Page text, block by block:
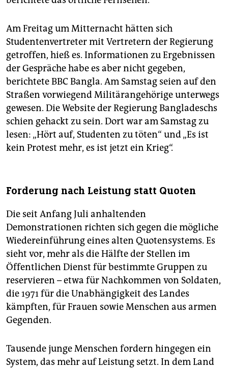
Am Freitag um Mitternacht hätten sich
Studentenvertreter mit Vertretern der Regierung
getroffen, hieß es. Informationen zu Ergebnissen
der Gespräche habe es aber nicht gegeben,
berichtete BBC Bangla. Am Samstag seien auf den
Straßen vorwiegend Militärangehörige unterwegs
gewesen. Die Website der Regierung Bangladeschs
schien gehackt zu sein. Dort war am Samstag zu
lesen: „Hört auf, Studenten zu töten“ und „Es ist
kein Protest mehr, es ist jetzt ein Krieg“.
Forderung nach Leistung statt Quoten
Die seit Anfang Juli anhaltenden
Demonstrationen richten sich gegen die mögliche
Wiedereinführung eines alten Quotensystems. Es
sieht vor, mehr als die Hälfte der Stellen im
Öffentlichen Dienst für bestimmte Gruppen zu
reservieren – etwa für Nachkommen von Soldaten,
die 1971 für die Unabhängigkeit des Landes
kämpften, für Frauen sowie Menschen aus armen
Gegenden.
Tausende junge Menschen fordern hingegen ein
System, das mehr auf Leistung setzt. In dem Land